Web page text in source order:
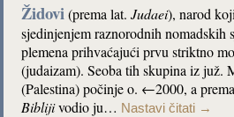
Židovi(prema lat.Judaei), narod
sjedinjenjem raznorodnih nomadskih
plemena prihvaćajući prvu striktno
(judaizam). Seoba tih skupina iz juž.
(Palestina) počinje o. ←2000, a
Biblijivodio ju… Nastavi čitati →